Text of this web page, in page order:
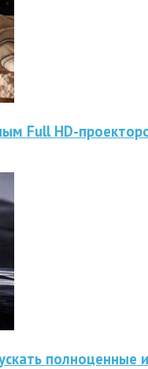
Full HD-
полноценные